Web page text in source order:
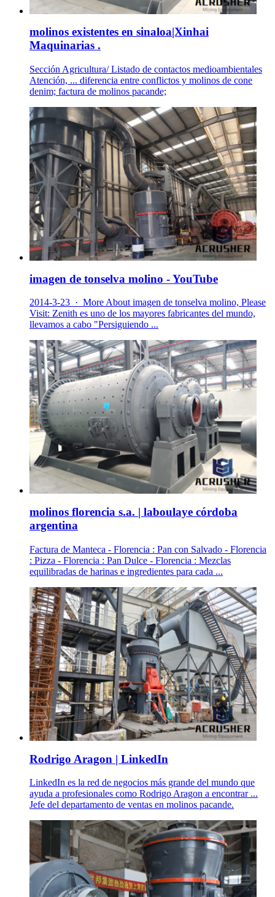
molinos existentes en sinaloa|Xinhai
Maquinarias .
Sección Agricultura/ Listado de contactos medioambientales
Atención, ... diferencia entre conflictos y molinos de cone
denim; factura de molinos pacande;
imagen de tonselva molino - YouTube
2014-3-23 · More About imagen de tonselva molino, Please
Visit: Zenith es uno de los mayores fabricantes del mundo,
llevamos a cabo "Persiguiendo ...
molinos florencia s.a. | laboulaye córdoba
argentina
Factura de Manteca - Florencia : Pan con Salvado - Florencia
: Pizza - Florencia : Pan Dulce - Florencia : Mezclas
equilibradas de harinas e ingredientes para cada ...
Rodrigo Aragon | LinkedIn
LinkedIn es la red de negocios más grande del mundo que
ayuda a profesionales como Rodrigo Aragon a encontrar ...
Jefe del departamento de ventas en molinos pacande.